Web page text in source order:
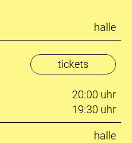
halle
tickets
20:00 uhr
19:30 uhr
halle